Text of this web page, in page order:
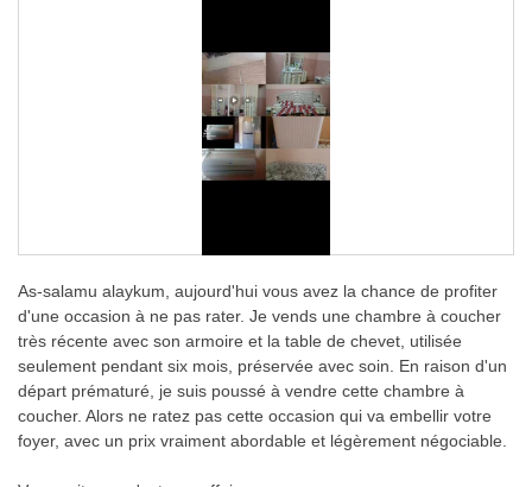
As-salamu alaykum, aujourd'hui vous avez la chance de profiter
d'une occasion à ne pas rater. Je vends une chambre à coucher
très récente avec son armoire et la table de chevet, utilisée
seulement pendant six mois, préservée avec soin. En raison d'un
départ prématuré, je suis poussé à vendre cette chambre à
coucher. Alors ne ratez pas cette occasion qui va embellir votre
foyer, avec un prix vraiment abordable et légèrement négociable.